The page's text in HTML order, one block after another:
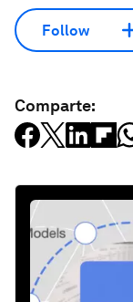
Follow
Comparte: